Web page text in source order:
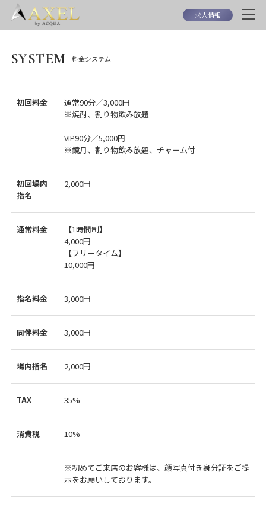
求人情報
SYSTEM 料金システム
初回料金
通常90分／3,000円
※焼酎、割り物飲み放題
VIP90分／5,000円
※鏡月、割り物飲み放題、チャーム付
初回場内
指名
2,000円
通常料金
【1時間制】
4,000円
【フリータイム】
10,000円
指名料金 3,000円
同伴料金 3,000円
場内指名 2,000円
TAX 35%
消費税 10%
※初めてご来店のお客様は、顔写真付き身分証をご提
示をお願いしております。